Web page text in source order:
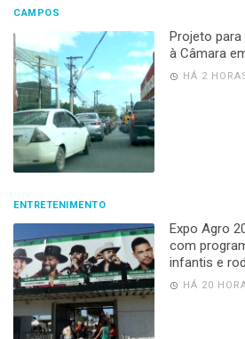
CAMPOS
Projeto
à Câmara
HÁ 2
ENTRETENIMENTO
Expo Agro
com
infantis e
HÁ 20